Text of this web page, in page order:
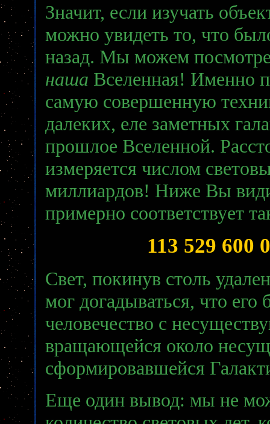
Значит, если изучать
можно увидеть то, что
назад. Мы можем
наша Вселенная! Именно
самую совершенную
далеких, еле заметных
прошлое Вселенной.
измеряется числом
миллиардов! Ниже Вы
примерно соответствует
113 529 600
Свет, покинув столь
мог догадываться, что
человечество с
вращающейся около
сформировавшейся
Еще один вывод: мы не